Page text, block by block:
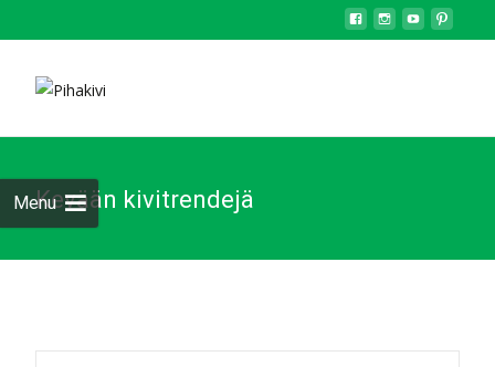
MenuKevään kivitrendejä